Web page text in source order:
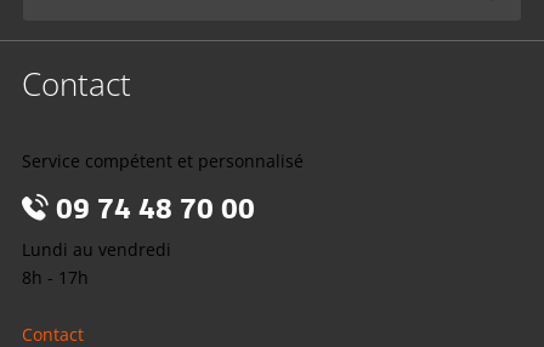
Contact
Service compétent et personnalisé
09 74 48 70 00
Lundi au vendredi
8h - 17h
Contact